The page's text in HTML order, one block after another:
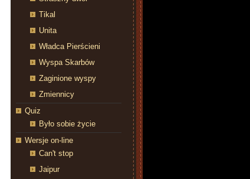
Tikal
Unita
Władca Pierścieni
Wyspa Skarbów
Zaginione wyspy
Zmiennicy
Quiz
Było sobie życie
Wersje on-line
Can't stop
Jaipur